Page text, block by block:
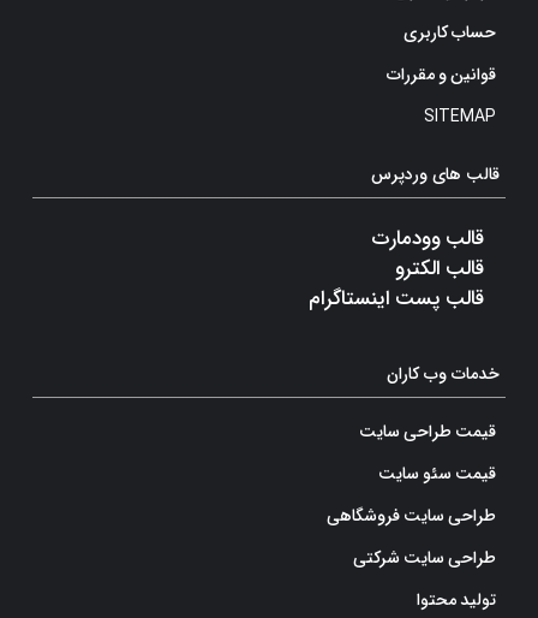
حساب کاربری
قوانین و مقررات
SITEMAP
قالب های وردپرس
قالب وودمارت
قالب الکترو
قالب پست اینستاگرام
خدمات وب کاران
قیمت طراحی سایت
قیمت سئو سایت
طراحی سایت فروشگاهی
طراحی سایت شرکتی
تولید محتوا